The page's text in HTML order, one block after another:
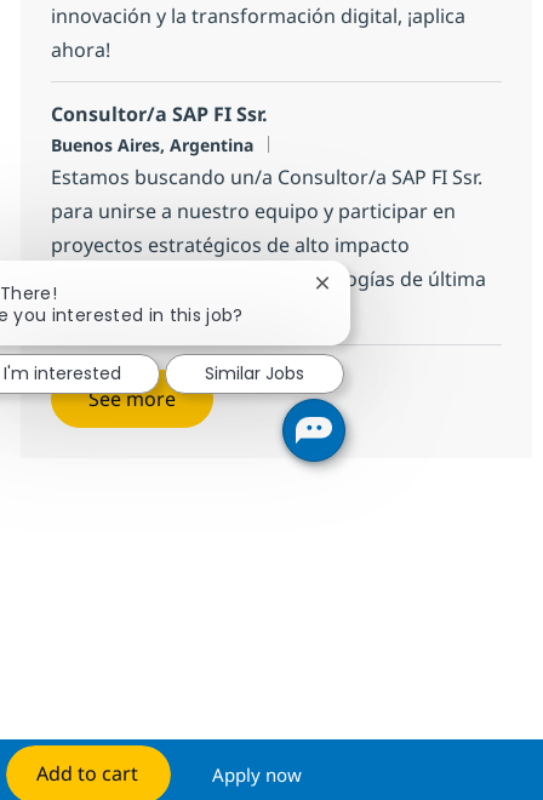
Add to cart Apply now
innovación y la transformación digital, ¡aplica
ahora!
Consultor/a SAP FI Ssr.
Location
Buenos Aires, Argentina
Estamos buscando un/a Consultor/a SAP FI Ssr.
para unirse a nuestro equipo y participar en
proyectos estratégicos de alto impacto
utilizando SAP S/4HANA y tecnologías de última
generación.
See more
you interested in this job?
Close chatbot
I'm interested Similar Jobs